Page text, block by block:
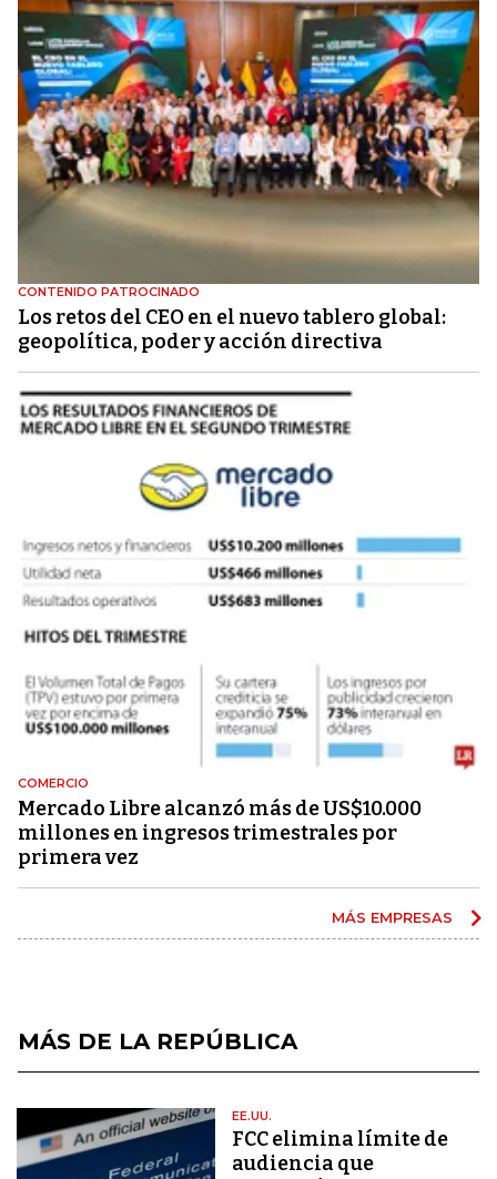
CONTENIDO PATROCINADO
Los retos del CEO en el nuevo tablero global:
geopolítica, poder y acción directiva
COMERCIO
Mercado Libre alcanzó más de US$10.000
millones en ingresos trimestrales por
primera vez
MÁS EMPRESAS
MÁS DE LA REPÚBLICA
EE.UU.
FCC elimina límite de
audiencia que